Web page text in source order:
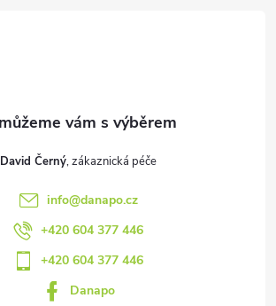
David Černý
info@danapo.cz
+420 604 377 446
+420 604 377 446
Danapo